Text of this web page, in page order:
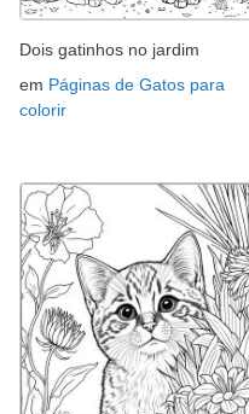
Dois gatinhos no jardim
em Páginas de Gatos para
colorir